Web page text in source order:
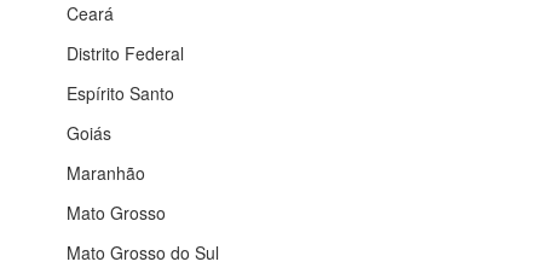
Ceará
Distrito Federal
Espírito Santo
Goiás
Maranhão
Mato Grosso
Mato Grosso do Sul